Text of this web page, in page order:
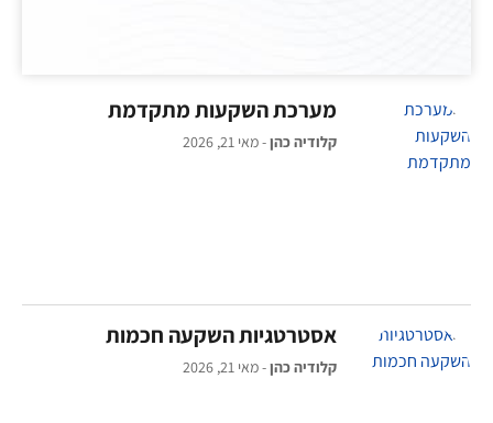
מערכת השקעות מתקדמת
קלודיה כהן מאי 21, 2026
אסטרטגיות השקעה חכמות
קלודיה כהן מאי 21, 2026